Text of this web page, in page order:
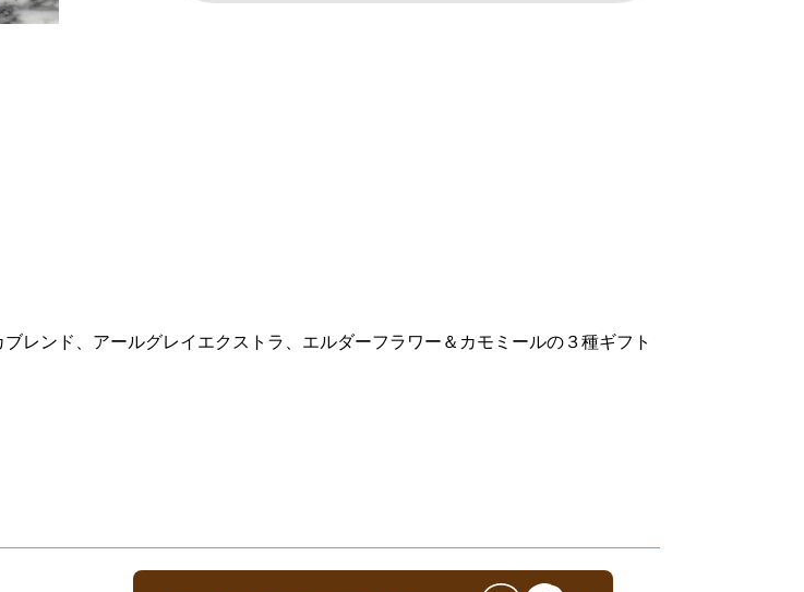
レンド、アールグレイエクストラ、エルダーフラワー＆カモミールの３種ギフト